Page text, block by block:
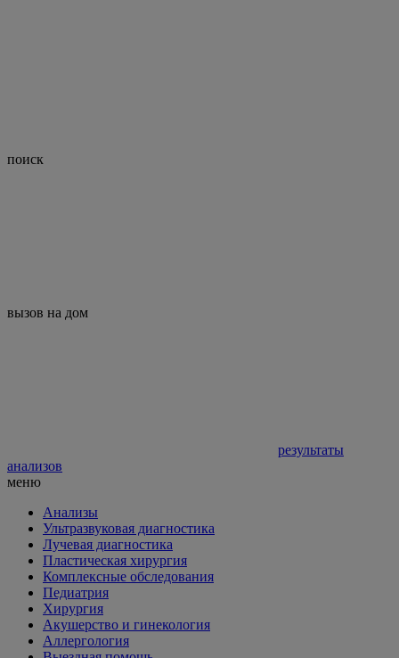
поиск
вызов на дом
результаты
анализов
меню
Анализы
Ультразвуковая диагностика
Лучевая диагностика
Пластическая хирургия
Комплексные обследования
Педиатрия
Хирургия
Акушерство и гинекология
Аллергология